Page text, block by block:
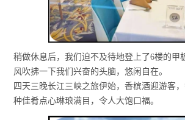
稍做休息后，我们迫不及待地登上了6楼的甲
风吹拂一下我们兴奋的头脑，悠闲自在。
四天三晚长江三峡之旅伊始，香槟酒迎游客
种佳肴点心琳琅满目，令人大饱口福。